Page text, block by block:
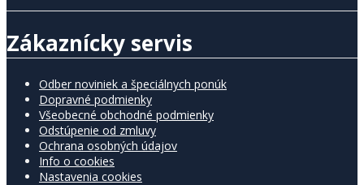
Zákaznícky servis
Odber noviniek a špeciálnych ponúk
Dopravné podmienky
Všeobecné obchodné podmienky
Odstúpenie od zmluvy
Ochrana osobných údajov
Info o cookies
Nastavenia cookies